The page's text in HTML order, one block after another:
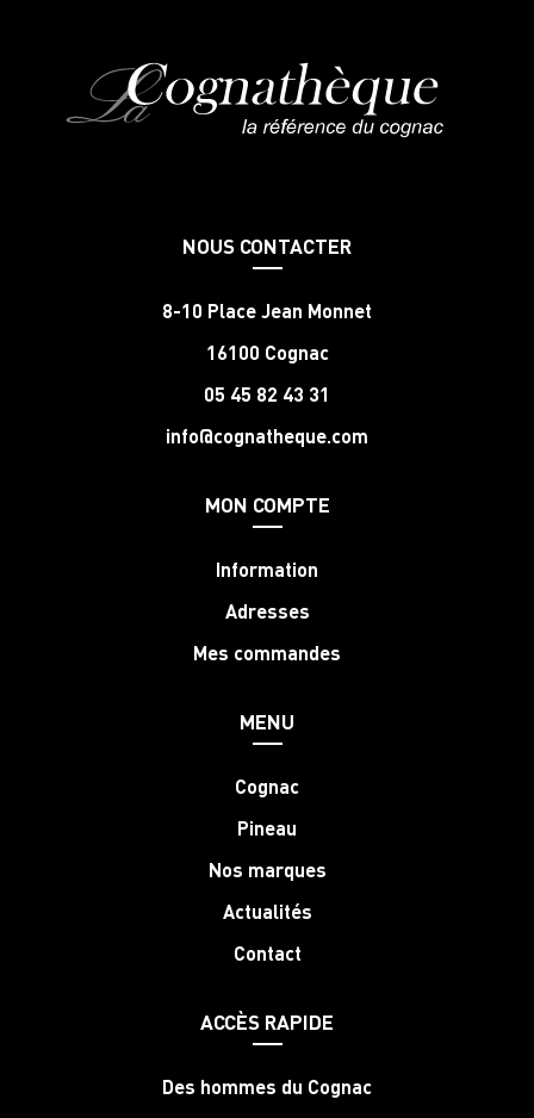
NOUS CONTACTER
8-10 Place Jean Monnet
16100 Cognac
05 45 82 43 31
info@cognatheque.com
MON COMPTE
Information
Adresses
Mes commandes
MENU
Cognac
Pineau
Nos marques
Actualités
Contact
ACCÈS RAPIDE
Des hommes du Cognac